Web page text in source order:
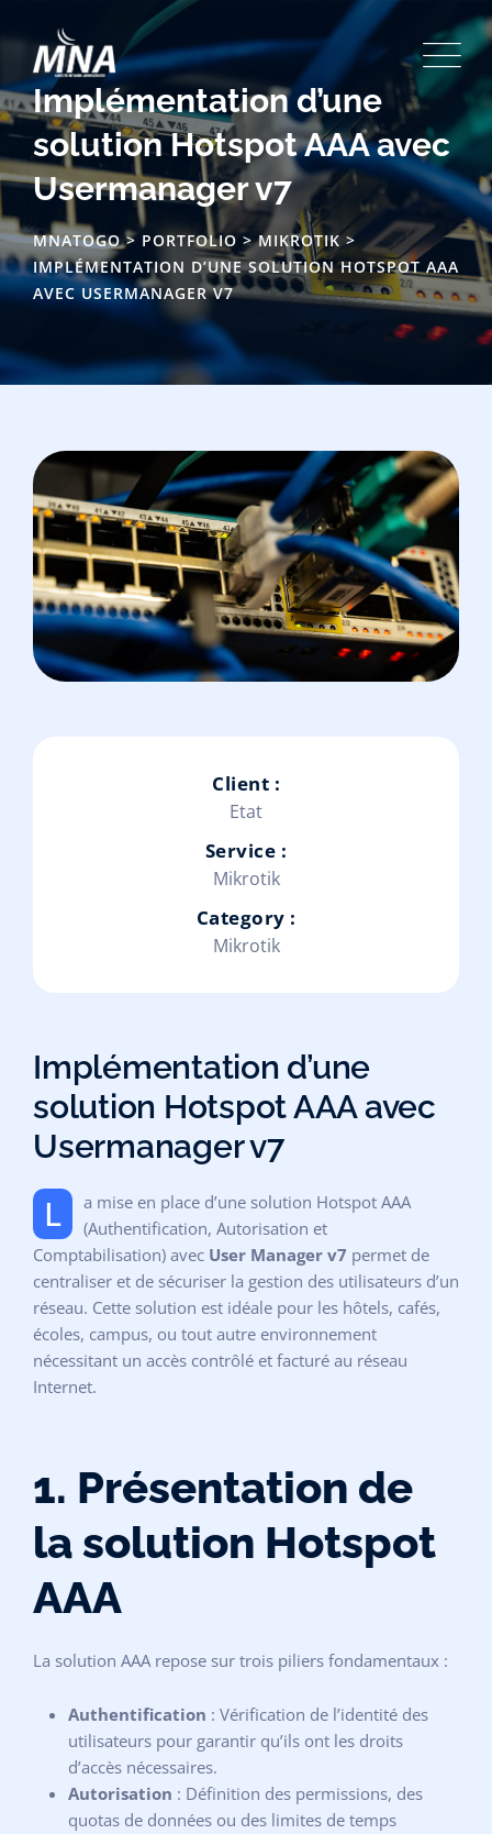
Implémentation d’une
solution Hotspot AAA avec
Usermanager v7
MNATOGO> PORTFOLIO >MIKROTIK>
IMPLÉMENTATION D’UNE SOLUTION HOTSPOT AAA
AVEC USERMANAGER V7
Client :
Etat
Service :
Mikrotik
Category :
Mikrotik
Implémentation d’une
solution Hotspot AAA avec
Usermanager v7
L a mise en place d’une solution Hotspot AAA
(Authentification, Autorisation et
Comptabilisation) avec User Manager v7 permet de
centraliser et de sécuriser la gestion des utilisateurs d’un
réseau. Cette solution est idéale pour les hôtels, cafés,
écoles, campus, ou tout autre environnement
nécessitant un accès contrôlé et facturé au réseau
Internet.
1. Présentation de
la solution Hotspot
AAA
La solution AAA repose sur trois piliers fondamentaux :
Authentification : Vérification de l’identité des
utilisateurs pour garantir qu’ils ont les droits
d’accès nécessaires.
Autorisation : Définition des permissions, des
quotas de données ou des limites de temps